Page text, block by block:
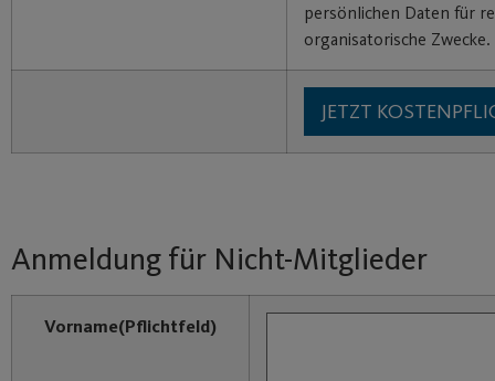
persönlichen Daten für
organisatorische Zwecke.
Anmeldung für Nicht-Mitglieder
Vorname(Pflichtfeld)